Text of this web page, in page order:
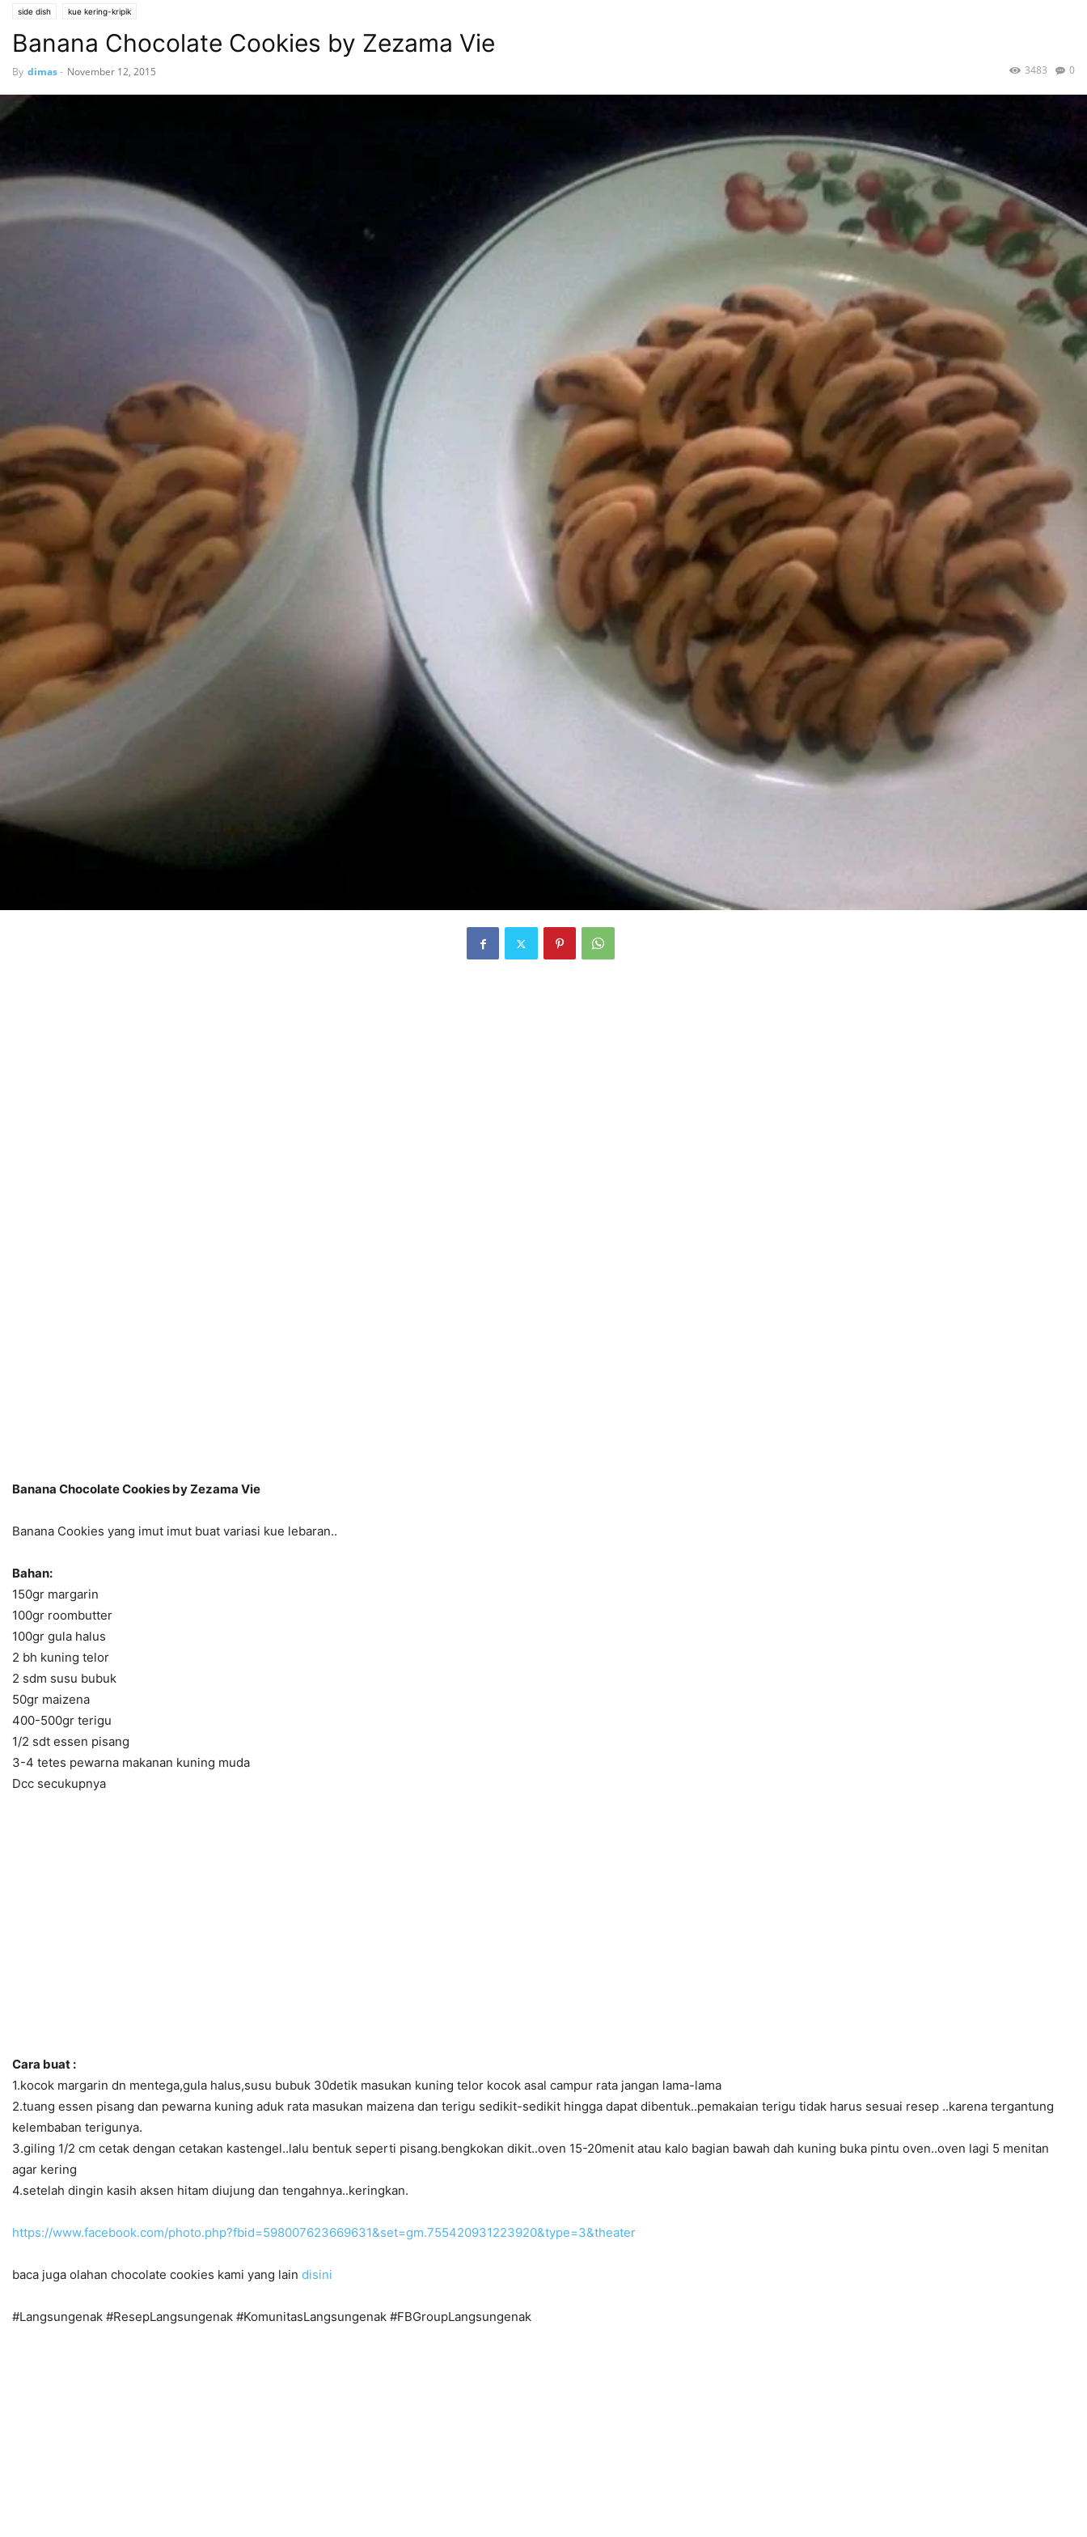
side dish kue kering-kripik
Banana Chocolate Cookies by Zezama Vie
By dimas- November 12, 2015 0
3483
Banana Chocolate Cookies by Zezama Vie
Banana Cookies yang imut imut buat variasi kue lebaran..
Bahan:
150gr margarin
100gr roombutter
100gr gula halus
2 bh kuning telor
2 sdm susu bubuk
50gr maizena
400-500gr terigu
1/2 sdt essen pisang
3-4 tetes pewarna makanan kuning muda
Dcc secukupnya
Cara buat :
1.kocok margarin dn mentega,gula halus,susu bubuk 30detik masukan kuning telor kocok asal campur rata jangan lama-lama
2.tuang essen pisang dan pewarna kuning aduk rata masukan maizena dan terigu sedikit-sedikit hingga dapat dibentuk..pemakaian terigu tidak harus sesuai resep ..karena tergantung
kelembaban terigunya.
3.giling 1/2 cm cetak dengan cetakan kastengel..lalu bentuk seperti pisang.bengkokan dikit..oven 15-20menit atau kalo bagian bawah dah kuning buka pintu oven..oven lagi 5 menitan
agar kering
4.setelah dingin kasih aksen hitam diujung dan tengahnya..keringkan.
https://www.facebook.com/photo.php?fbid=598007623669631&set=gm.755420931223920&type=3&theater
baca juga olahan chocolate cookies kami yang lain disini
#Langsungenak #ResepLangsungenak #KomunitasLangsungenak #FBGroupLangsungenak